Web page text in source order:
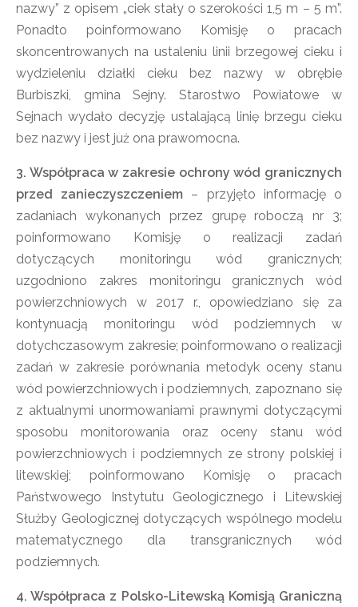
nazwy” z opisem „ciek stały o szerokości 1,5 m – 5 m”.
Ponadto poinformowano Komisję o pracach
skoncentrowanych na ustaleniu linii brzegowej cieku i
wydzieleniu działki cieku bez nazwy w obrębie
Burbiszki, gmina Sejny. Starostwo Powiatowe w
Sejnach wydało decyzję ustalającą linię brzegu cieku
bez nazwy i jest już ona prawomocna.
3. Współpraca w zakresie ochrony wód granicznych
przed zanieczyszczeniem – przyjęto informację o
zadaniach wykonanych przez grupę roboczą nr 3;
poinformowano Komisję o realizacji zadań
dotyczących monitoringu wód granicznych;
uzgodniono zakres monitoringu granicznych wód
powierzchniowych w 2017 r., opowiedziano się za
kontynuacją monitoringu wód podziemnych w
dotychczasowym zakresie; poinformowano o realizacji
zadań w zakresie porównania metodyk oceny stanu
wód powierzchniowych i podziemnych, zapoznano się
z aktualnymi unormowaniami prawnymi dotyczącymi
sposobu monitorowania oraz oceny stanu wód
powierzchniowych i podziemnych ze strony polskiej i
litewskiej; poinformowano Komisję o pracach
Państwowego Instytutu Geologicznego i Litewskiej
Służby Geologicznej dotyczących wspólnego modelu
matematycznego dla transgranicznych wód
podziemnych.
4. Współpraca z Polsko-Litewską Komisją Graniczną